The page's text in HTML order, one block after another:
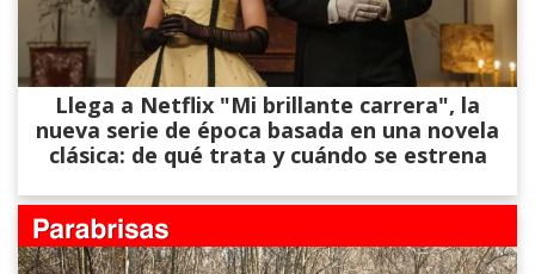
Llega a Netflix "Mi brillante carrera", la
nueva serie de época basada en una novela
clásica: de qué trata y cuándo se estrena